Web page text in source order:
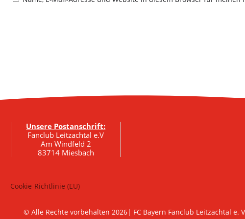
Unsere Postanschrift:
Fanclub Leitzachtal e.V
Am Windfeld 2
83714 Miesbach
Cookie-Richtlinie (EU)
© Alle Rechte vorbehalten 2026| FC Bayern Fanclub Leitzachtal e.